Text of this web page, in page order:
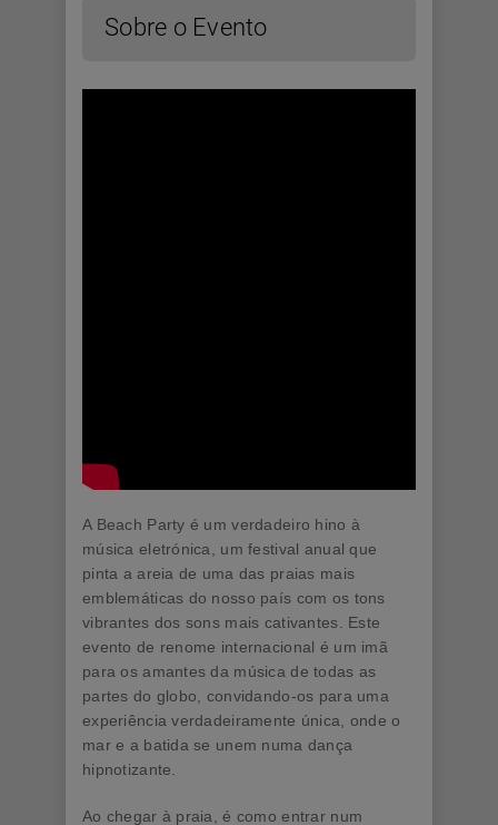
Sobre o Evento
A Beach Party é um verdadeiro hino à
música eletrónica, um festival anual que
pinta a areia de uma das praias mais
emblemáticas do nosso país com os tons
vibrantes dos sons mais cativantes. Este
evento de renome internacional é um imã
para os amantes da música de todas as
partes do globo, convidando-os para uma
experiência verdadeiramente única, onde o
mar e a batida se unem numa dança
hipnotizante.
Ao chegar à praia, é como entrar num